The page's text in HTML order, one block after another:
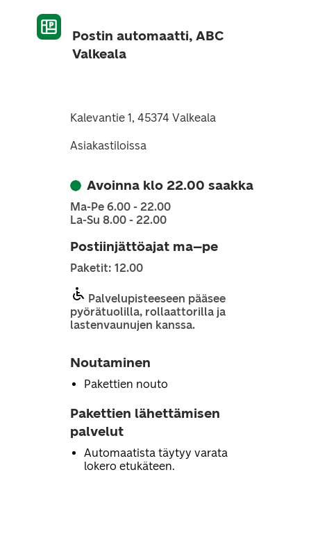
Postin automaatti, ABC
Valkeala
Kalevantie 1, 45374 Valkeala
Asiakastiloissa
Avoinna klo 22.00 saakka
Ma-Pe 6.00 - 22.00
La-Su 8.00 - 22.00
Postiinjättöajat ma–pe
Paketit: 12.00
Palvelupisteeseen pääsee
pyörätuolilla, rollaattorilla ja
lastenvaunujen kanssa.
Noutaminen
Pakettien nouto
Pakettien lähettämisen
palvelut
Automaatista täytyy varata
lokero etukäteen.